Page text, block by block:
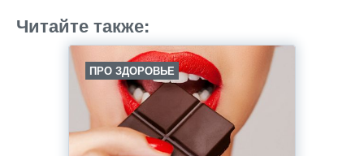
Читайте также:
ПРО ЗДОРОВЬЕ